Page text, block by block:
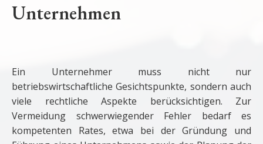
Unternehmen
Ein Unternehmer muss nicht nur
betriebswirtschaftliche Gesichtspunkte, sondern auch
viele rechtliche Aspekte berücksichtigen. Zur
Vermeidung schwerwiegender Fehler bedarf es
kompetenten Rates, etwa bei der Gründung und